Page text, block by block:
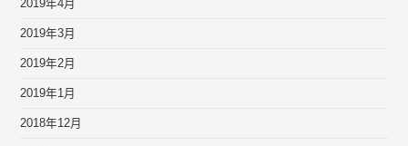
2019年4月
2019年3月
2019年2月
2019年1月
2018年12月